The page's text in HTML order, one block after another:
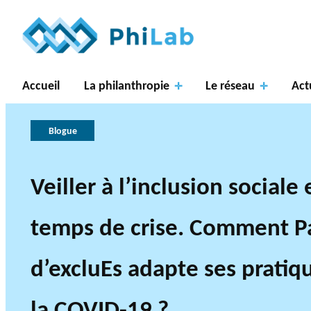
Accueil La philanthropie Le réseau
philanthropie
À
du
Gouve
Axes
recher
une
de de
ement
Blogue
Veiller à l’inclusion sociale
temps de crise. Comment
d’excluEs adapte ses